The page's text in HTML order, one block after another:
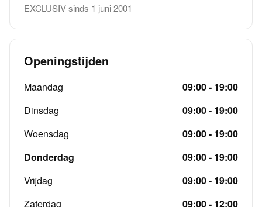
EXCLUSIV sinds 1 juni 2001
Openingstijden
Maandag
09:00 - 19:00
Dinsdag
09:00 - 19:00
Woensdag
09:00 - 19:00
Donderdag
09:00 - 19:00
Vrijdag
09:00 - 19:00
Zaterdag
09:00 - 12:00